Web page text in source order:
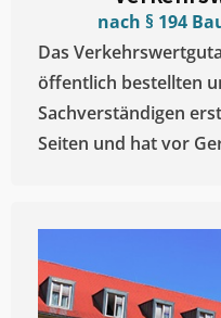
nach § 194
Das
öffentlich bestellten
Sachverständigen
Seiten und hat vor